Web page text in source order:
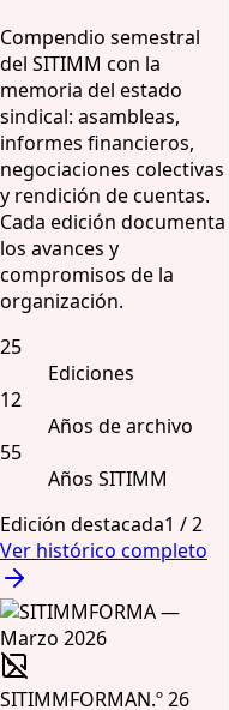
Compendio semestral
del SITIMM con la
memoria del estado
sindical: asambleas,
informes financieros,
negociaciones colectivas
y rendición de cuentas.
Cada edición documenta
los avances y
compromisos de la
organización.
25
Ediciones
12
Años de archivo
55
Años SITIMM
Edición destacada1 /2
Ver histórico completo
SITIMMFORMAN.º 26